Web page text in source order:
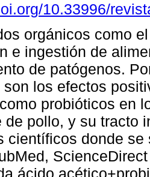
10.33996/
orgánicos como
e ingestión de
de patógenos.
los efectos
probióticos en
de pollo, y su tracto
científicos donde
ácido